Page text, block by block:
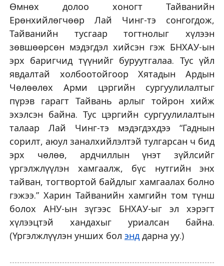
Өмнөх долоо хоногт Тайванийн
Ерөнхийлөгчөөр Лай Чинг-тэ сонгогдож,
Тайванийн тусгаар тогтнолыг хүлээн
зөвшөөрсөн мэдэгдэл хийсэн гэж БНХАУ-ын
эрх баригчид түүнийг буруутгалаа. Тус үйл
явдалтай холбоотойгоор Хятадын Ардын
Чөлөөлөх Арми цэргийн сургуулилалтыг
пүрэв гарагт Тайвань арлыг тойрон хийж
эхэлсэн байна. Тус цэргийн сургуулилалтын
талаар Лай Чинг-тэ мэдэгдэхдээ “Гаднын
сорилт, аюул заналхийлэлтэй тулгарсан ч бид
эрх чөлөө, ардчиллын үнэт зүйлсийг
үргэлжлүүлэн хамгаалж, бүс нутгийн энх
тайван, тогтвортой байдлыг хамгаалах болно
гэжээ.” Харин Тайванийн хамгийн том түнш
болох АНУ-ын зүгээс БНХАУ-ыг эл хэрэгт
хүлээцтэй хандахыг уриалсан байна.
(Үргэлжлүүлэн унших бол энддарна уу.)